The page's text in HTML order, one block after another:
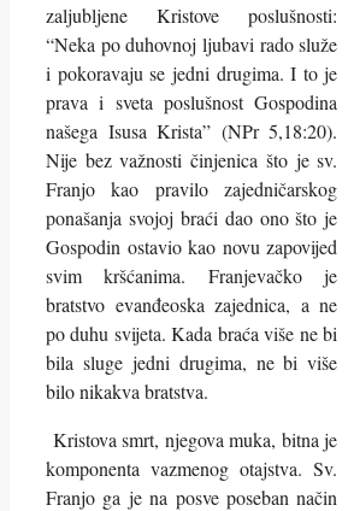
zaljubljene Kristove poslušnosti:
“Neka po duhovnoj ljubavi rado služe
i pokoravaju se jedni drugima. I to je
prava i sveta poslušnost Gospodina
našega Isusa Krista” (NPr 5,18:20).
Nije bez važnosti činjenica što je sv.
Franjo kao pravilo zajedničarskog
ponašanja svojoj braći dao ono što je
Gospodin ostavio kao novu zapovijed
svim kršćanima. Franjevačko je
bratstvo evanđeoska zajednica, a ne
po duhu svijeta. Kada braća više ne bi
bila sluge jedni drugima, ne bi više
bilo nikakva bratstva.
Kristova smrt, njegova muka, bitna je
komponenta vazmenog otajstva. Sv.
Franjo ga je na posve poseban način